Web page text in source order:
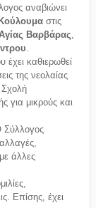
αναβιώνει
στις
Βαρβάρας
έχει καθιερωθεί
της νεολαίας
Σχολή
για μικρούς και
Σύλλογος
άλλες
Επίσης, έχει